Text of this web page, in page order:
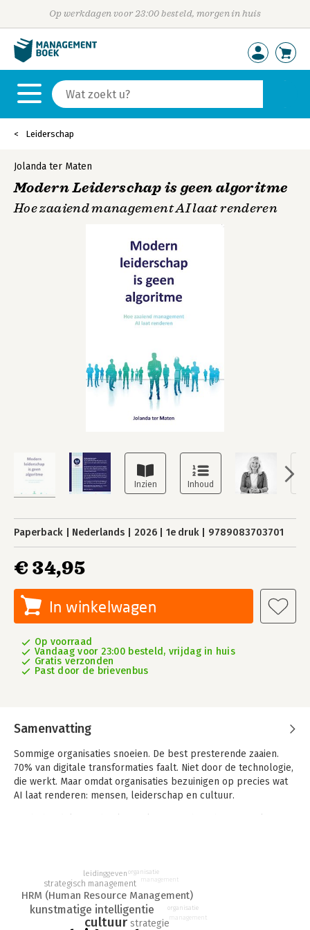
Op werkdagen voor 23:00 besteld, morgen in huis
Leiderschap
Jolanda ter Maten
Modern Leiderschap is geen algoritme
Hoe zaaiend management AI laat renderen
Paperback Nederlands 2026 1e druk 9789083703701
€ 34,95
In winkelwagen
Op voorraad
Vandaag voor 23:00 besteld, vrijdag in huis
Gratis verzonden
Past door de brievenbus
Samenvatting
Sommige organisaties snoeien. De best presterende zaaien.
70% van digitale transformaties faalt. Niet door de technologie,
die werkt. Maar omdat organisaties bezuinigen op precies wat
AI laat renderen: mensen, leiderschap en cultuur.
waarde verdampt.
Dit boek laat zien wat de uitzonderingen anders doen. Geen
hype, geen stappenplan dat morgen verouderd is, maar een
helder reflectiekader gebaseerd op zeventig jaar
cultuur
kunstmatige intelligentie
HRM (Human Resource Management)
strategie
strategisch management
leidinggeven organisatie
management
organisatie
management